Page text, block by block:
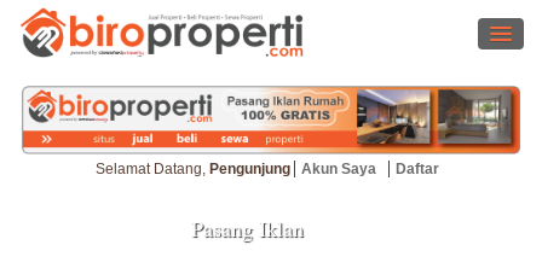
Selamat Datang, Pengunjung Akun Saya Daftar
Pasang Iklan